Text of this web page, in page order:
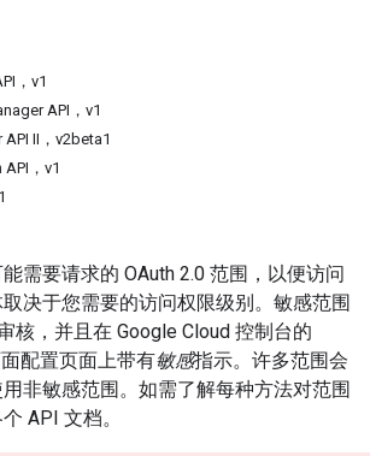
，v1
API，v1
II，v2beta1
，v1
需要请求的 OAuth 2.0 范围，以便访问
决于您需要的访问权限级别。敏感范围
核，并且在 Google Cloud 控制台的
配置页面上带有敏感指示。许多范围会
非敏感范围。如需了解每种方法对范围
API 文档。